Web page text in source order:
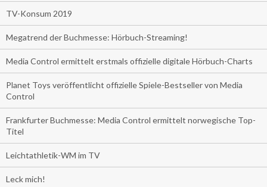
TV-Konsum 2019
Megatrend der Buchmesse: Hörbuch-Streaming!
Media Control ermittelt erstmals offizielle digitale Hörbuch-Charts
Planet Toys veröffentlicht offizielle Spiele-Bestseller von Media
Control
Frankfurter Buchmesse: Media Control ermittelt norwegische Top-
Titel
Leichtathletik-WM im TV
Leck mich!